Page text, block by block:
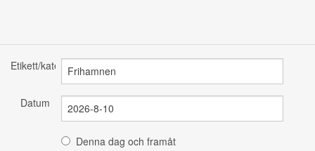
Etikett/kategori
Datum
Denna dag och framåt